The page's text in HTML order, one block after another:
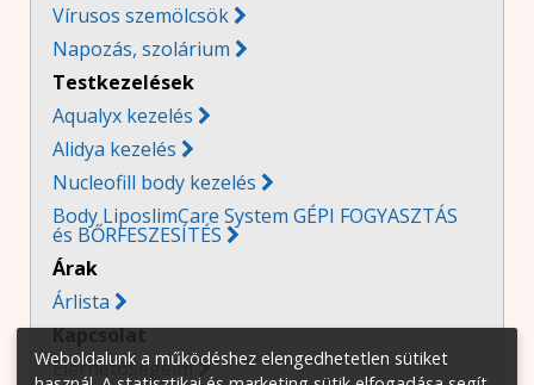
Vírusos szemölcsök 
Napozás, szolárium 
Testkezelések
Aqualyx kezelés
Alidya kezelés
Nucleofill body kezelés
Body LiposlimCare System GÉPI FOGYASZTÁS
és BŐRFESZESÍTÉS
Árak
Árlista
Kapcsolat
Elérhetőségeim
Weboldalunk a működéshez elengedhetetlen sütiket